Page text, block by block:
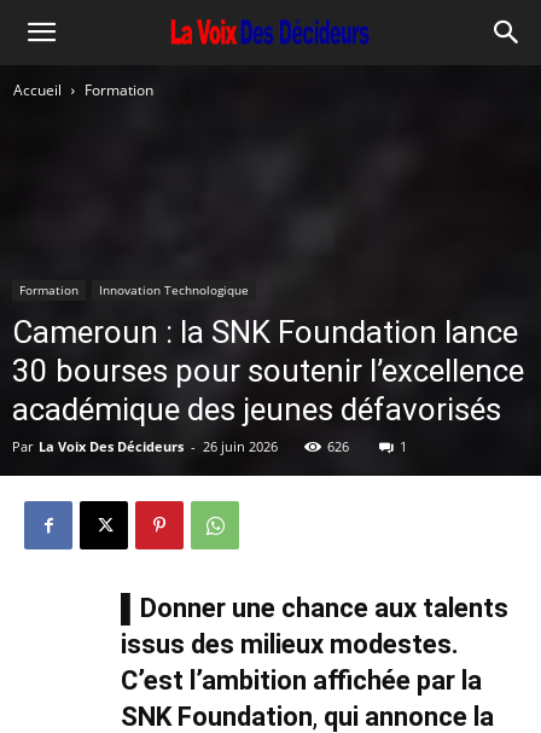
Accueil Formation
Formation Innovation Technologique
Cameroun : la SNK Foundation lance
30 bourses pour soutenir l’excellence
académique des jeunes défavorisés
Par La Voix Des Décideurs - 26 juin 2026 626 1
▌Donner une chance aux talents
issus des milieux modestes.
C’est l’ambition affichée par la
SNK Foundation, qui annonce la